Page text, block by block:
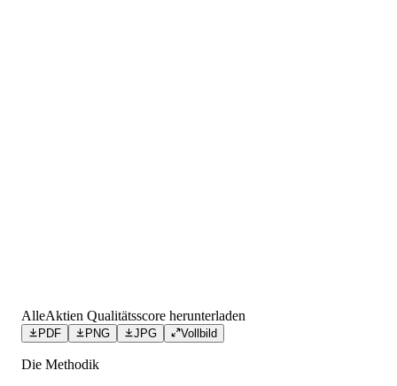
AlleAktien Qualitätsscore herunterladen
PDF PNG JPG Vollbild
Die Methodik